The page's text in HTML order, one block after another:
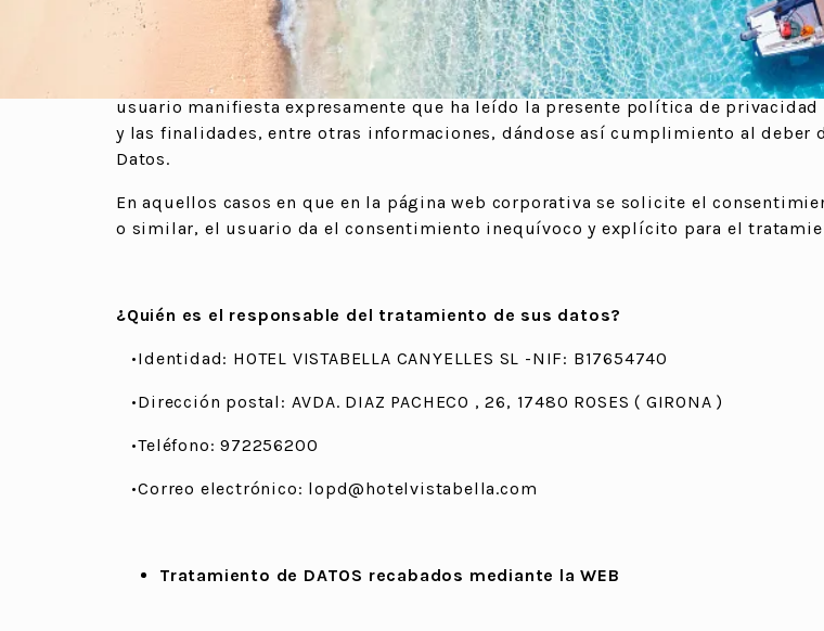
El Usuario debe leer con atención esta Política de Privacidad, que ha sido
y determinar libre y voluntariamente si desea facilitar sus datos personales a HOTEL
Al rellenar cualquier formulario de la página web corporativa y hacer clic en la
usuario manifiesta expresamente que ha leído la presente política de
y las finalidades, entre otras informaciones, dándose así cumplimiento al deber
Datos.
En aquellos casos en que en la página web corporativa se solicite el
o similar, el usuario da el consentimiento inequívoco y explícito para el
¿Quién es el responsable del tratamiento de sus datos?
•Identidad: HOTEL VISTABELLA CANYELLES SL -NIF: B17654740
•Dirección postal: AVDA. DIAZ PACHECO , 26, 17480 ROSES ( GIRONA )
•Teléfono: 972256200
•Correo electrónico: lopd@hotelvistabella.com
Tratamiento de DATOS recabados mediante la WEB